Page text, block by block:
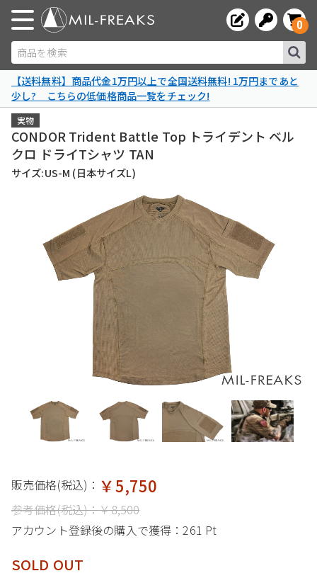
商品を検索
0
【送料無料】商品代金1万円以上で全国送料無料! 1万円まであと
少し? こちらの低価格商品一覧をチェック!
実物
CONDOR Trident Battle Top トライデント ベル
クロ ドライTシャツ TAN
サイズ:US-M (日本サイズL)
販売価格(税込)： ￥5,750
参考価格(税込)：￥8,500
アカウント登録後の購入で獲得：261 Pt
SOLD OUT